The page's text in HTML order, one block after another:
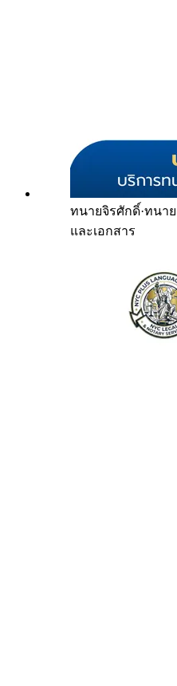
ทนายจิรศักดิ์·ทนา
และเอกสาร